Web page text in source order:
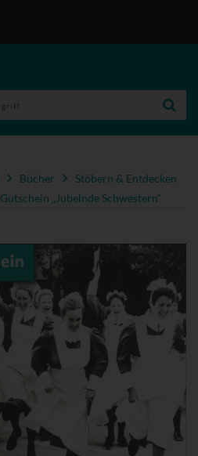
Bücher
Stöbern & Entdecken
Gutschein „Jubelnde Schwestern“